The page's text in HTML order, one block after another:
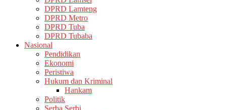
DPRD Lamteng
DPRD Metro
DPRD Tuba
DPRD Tubaba
Nasional
Pendidikan
Ekonomi
Peristiwa
Hukum dan Kriminal
Hankam
Politik
Serba Serbi